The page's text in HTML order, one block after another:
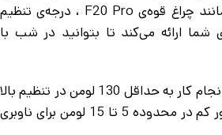
از چراغ قوه‌های حرفه‌ای مانند چراغ قوه‌ی F20 Pro ، درجه‌ی تنظیم
شما ارائه می‌کند تا بتوانید در شب با
چراغ قوه‌های خاص، برای انجام کار به حداقل 130 لومن در تنظیم بالا
نیاز دارند، اما با تنظیم نور کم در محدوده 5 تا 15 لومن برای ناوبری